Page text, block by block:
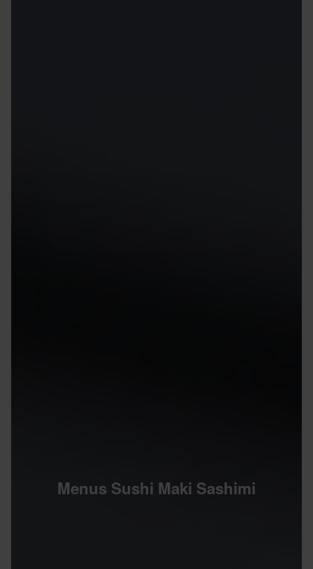
Menus Sushi Maki Sashimi